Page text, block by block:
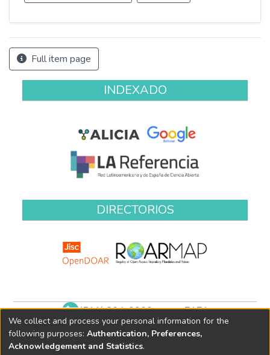
Full item page
INDEXADO
DIRECTORIOS
(511) 204-9900 anexo 7171
biblioteca@oefa.gob.pe
We collect and process your personal information for the
following purposes: Authentication, Preferences,
Acknowledgement and Statistics.